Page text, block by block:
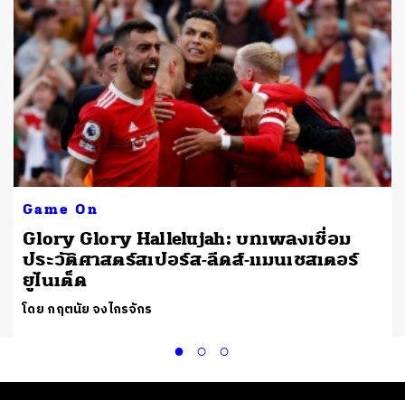
Game On
Glory Glory Hallelujah: บทเพลงเชื่อม
ประวัติศาสตร์สเปอร์ส-ลีดส์-แมนเชสเตอร์
ยูไนเต็ด
โดย กฤตนัย จงไกรจักร